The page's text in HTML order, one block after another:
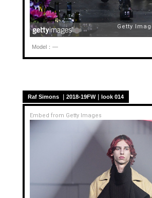
Model：—
Raf Simons ｜2018-19FW｜look 014
Embed from Getty Images